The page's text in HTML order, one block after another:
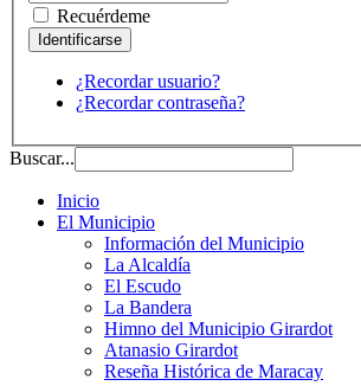
Recuérdeme
¿Recordar usuario?
¿Recordar contraseña?
Buscar...
Inicio
El Municipio
Información del Municipio
La Alcaldía
El Escudo
La Bandera
Himno del Municipio Girardot
Atanasio Girardot
Reseña Histórica de Maracay